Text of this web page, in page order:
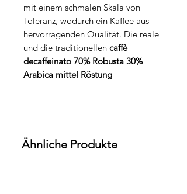
mit einem schmalen Skala von
Toleranz, wodurch ein Kaffee aus
hervorragenden Qualität. Die reale
und die traditionellen caffè
decaffeinato 70% Robusta 30%
Arabica mittel Röstung
Ähnliche Produkte